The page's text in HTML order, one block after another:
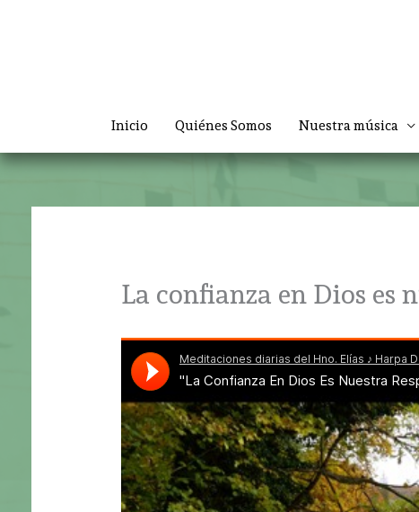
Inicio Quiénes Somos Nuestra música
La confianza en Dios es